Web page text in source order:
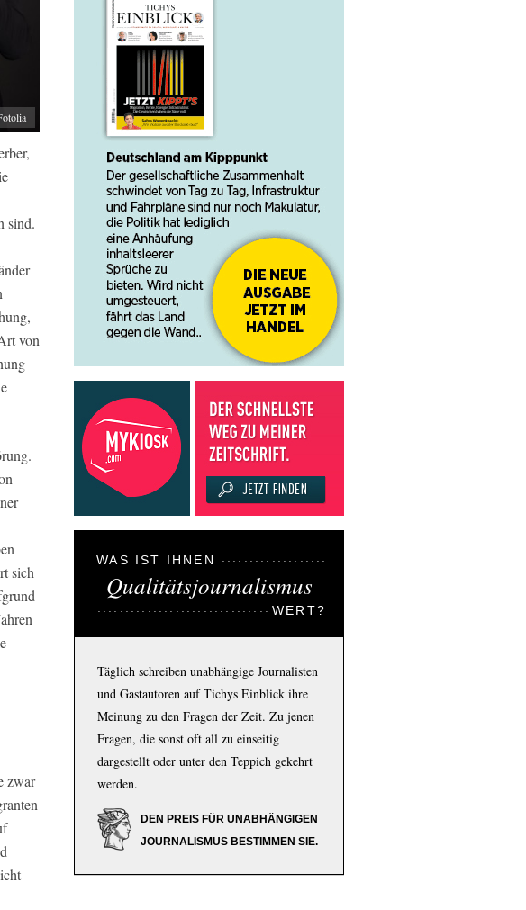
sind.
von
sich
zwar
WAS IST IHNEN
Qualitätsjournalismus
WERT?
Täglich schreiben unabhängige Journalisten
und Gastautoren auf Tichys Einblick ihre
Meinung zu den Fragen der Zeit. Zu jenen
Fragen, die sonst oft all zu einseitig
dargestellt oder unter den Teppich gekehrt
werden.
DEN PREIS FÜR UNABHÄNGIGEN
JOURNALISMUS BESTIMMEN SIE.